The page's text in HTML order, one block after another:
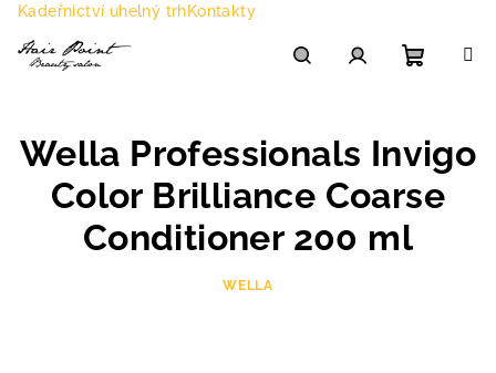
Přejít
obsah
Kadeřnictví uhelný trhKontakty
košík
Wella Professionals Invigo
Color Brilliance Coarse
Conditioner 200 ml
WELLA